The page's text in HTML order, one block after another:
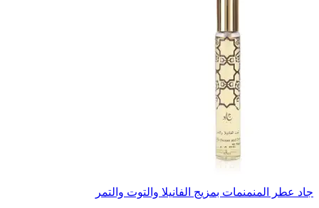
جاد عطر المنمنمات بمزيج الفانيلا والتوت والتمر